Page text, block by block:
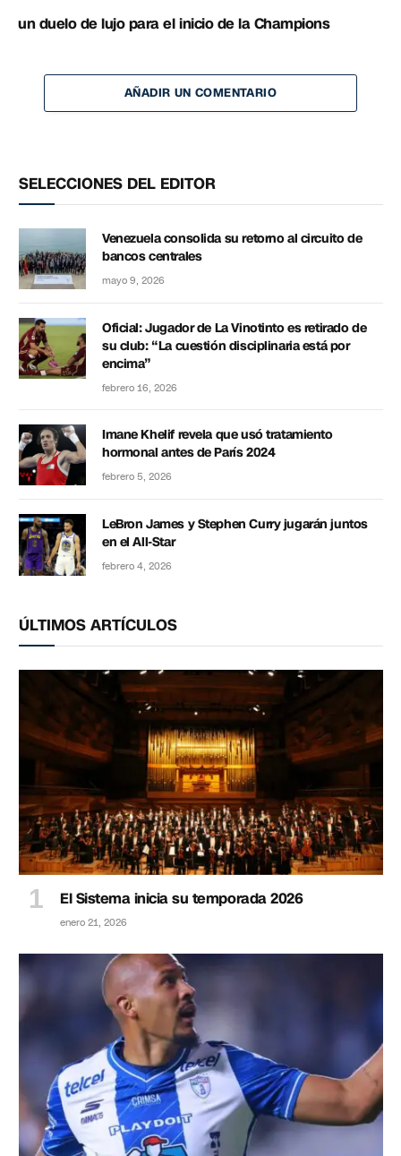
un duelo de lujo para el inicio de la Champions
AÑADIR UN COMENTARIO
SELECCIONES DEL EDITOR
Venezuela consolida su retorno al circuito de
bancos centrales
mayo 9, 2026
Oficial: Jugador de La Vinotinto es retirado de
su club: “La cuestión disciplinaria está por
encima”
febrero 16, 2026
Imane Khelif revela que usó tratamiento
hormonal antes de París 2024
febrero 5, 2026
LeBron James y Stephen Curry jugarán juntos
en el All-Star
febrero 4, 2026
ÚLTIMOS ARTÍCULOS
El Sistema inicia su temporada 2026
enero 21, 2026